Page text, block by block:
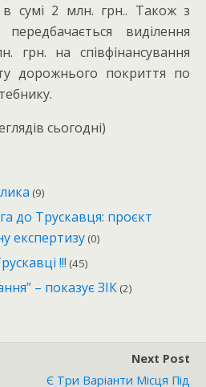
в сумі 2 млн. грн.. Також з
виділення
грн. на співфінансування
дорожнього покриття по
сьогодні)
(9)
до Трускавця: проєкт
експертизу (0)
!!! (45)
– показує ЗІК (2)
Next Post
Є Три Варіанти Місця Під